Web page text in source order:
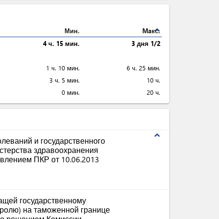
expand_less
Мин.
Maкс.
4 ч. 15 мин.
3 дня 1/2
1 ч. 10 мин.
6 ч. 25 мин.
3 ч. 5 мин.
10 ч.
0 мин. 20 ч.
expand_less
и государственного
здравоохранения
ПКР от 10.06.2013
государственному
на таможенной границе